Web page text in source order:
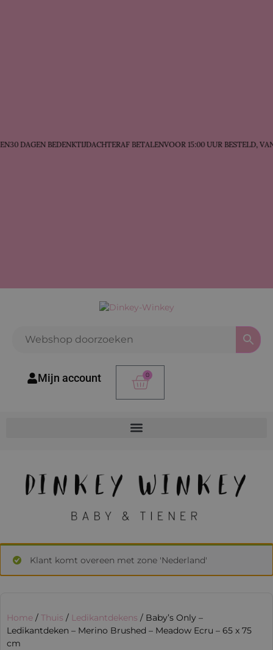
DAGEN BEDENKTIJDACHTERAF BETALENVOOR 15:00 UUR BESTELD,
Mijn account 0
Klant komt overeen met zone 'Nederland'
Home / Thuis / Ledikantdekens / Baby’s Only –
Ledikantdeken – Merino Brushed – Meadow Ecru – 65 x 75
cm